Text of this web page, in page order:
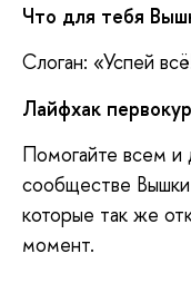
Что для тебя
Слоган: «Успей
Лайфхак
Помогайте всем
сообществе
которые так же
момент.